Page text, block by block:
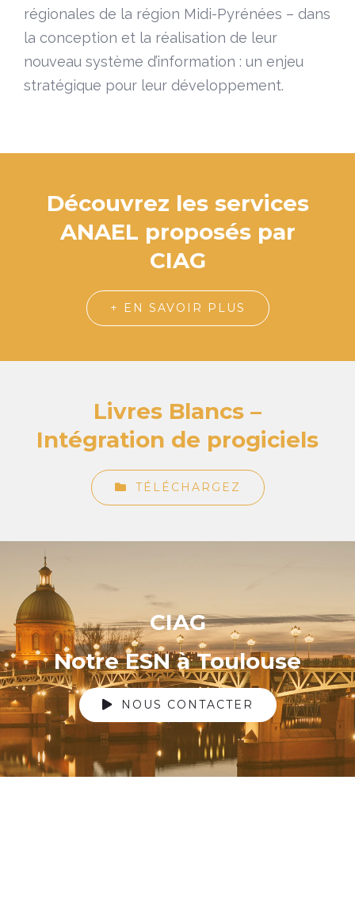
régionales de la région Midi-Pyrénées – dans
la conception et la réalisation de leur
nouveau système d’information : un enjeu
stratégique pour leur développement.
Découvrez les services
ANAEL proposés par
CIAG
+ EN SAVOIR PLUS
Livres Blancs –
Intégration de progiciels
TÉLÉCHARGEZ
CIAG
Notre ESN à Toulouse
NOUS CONTACTER